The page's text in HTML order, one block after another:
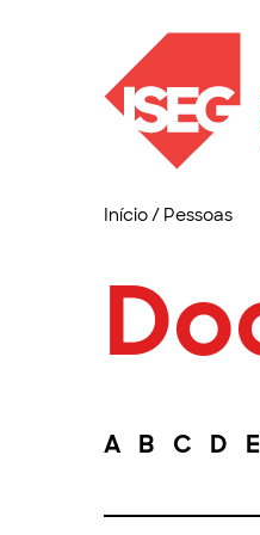
Início/ Pessoas
A B C D E